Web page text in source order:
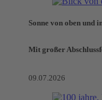
Sonne von oben und
Mit großer
09.07.2026